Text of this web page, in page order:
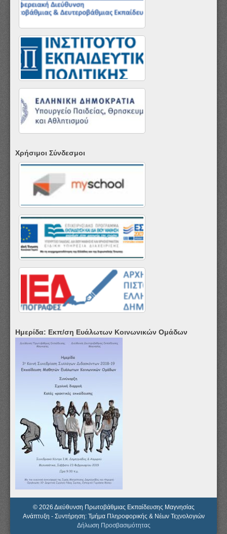
Χρήσιμοι Σύνδεσμοι
Ημερίδα: Εκπ/ση Ευάλωτων Κοινωνικών Ομάδων
© 2026 Διεύθυνση Πρωτοβάθμιας Εκπαίδευσης Μαγνησίας
Ανάπτυξη - Συντήρηση: Τμήμα Πληροφορικής & Νέων Τεχνολογιών
Δήλωση Προσβασιμότητας